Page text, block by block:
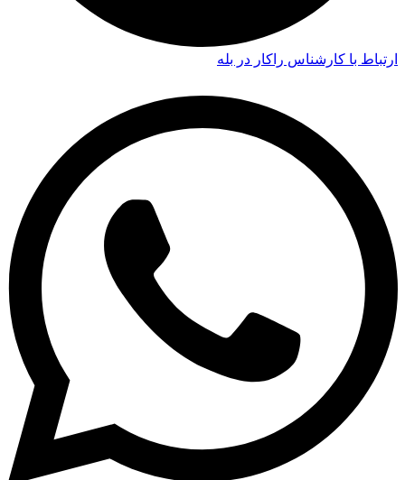
ارتباط با کارشناس راکار در بله